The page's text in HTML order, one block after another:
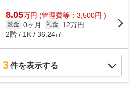
8.05万円 (管理費等：3,500円 )
敷金 0ヶ月 礼金
12万円
2階 / 1K / 36.24㎡
3件を表示する